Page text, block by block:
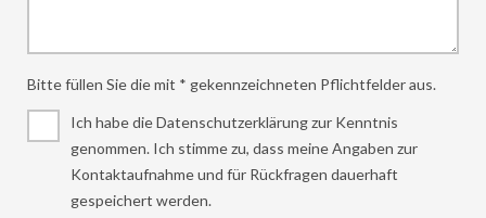
Bitte füllen Sie die mit * gekennzeichneten Pflichtfelder aus.
Ich habe die Datenschutzerklärung zur Kenntnis
genommen. Ich stimme zu, dass meine Angaben zur
Kontaktaufnahme und für Rückfragen dauerhaft
gespeichert werden.